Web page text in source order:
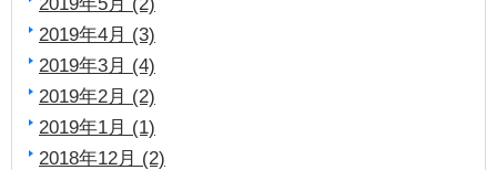
2019年4月 (3)
2019年3月 (4)
2019年2月 (2)
2019年1月 (1)
2018年12月 (2)